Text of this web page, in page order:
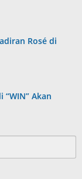
Rosé di
Akan